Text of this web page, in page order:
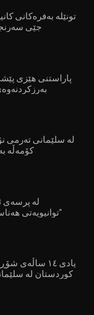
تونێلە بەفرەکانی
جێی
دامەزراوە ئەمنییەکاندا"
لە سلێمانی تەرمی
کۆمەڵە
توانیویەتی هەناسەیەک بداتەوە"
یادی ١٤
کوردستان لە